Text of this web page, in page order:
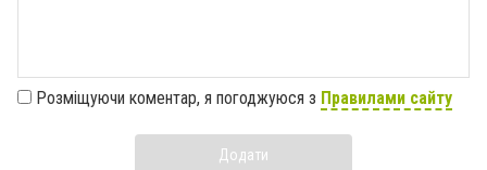
Розміщуючи коментар, я погоджуюся з Правилами сайту
Додати